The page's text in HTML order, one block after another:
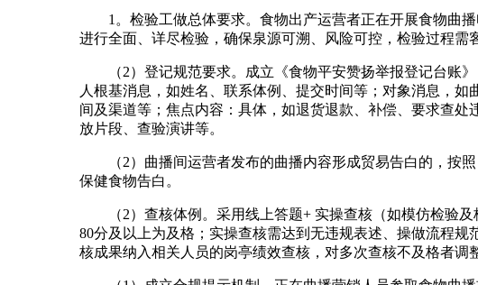
1。检验工做总体要求。食物出产运营者正在开展食物曲播
进行全面、详尽检验，确保泉源可溯、风险可控，检验过程需
（2）登记规范要求。成立《食物平安赞扬举报登记台账》
人根基消息，如姓名、联系体例、提交时间等；对象消息，
间及渠道等；焦点内容：具体，如退货退款、补偿、要求查
放片段、查验演讲等。
（2）曲播间运营者发布的曲播内容形成贸易告白的，按照
保健食物告白。
（2）查核体例。采用线上答题+ 实操查核（如模仿检验及
80分及以上为及格；实操查核需达到无违规表述、操做流程
核成果纳入相关人员的岗亭绩效查核，对多次查核不及格者调